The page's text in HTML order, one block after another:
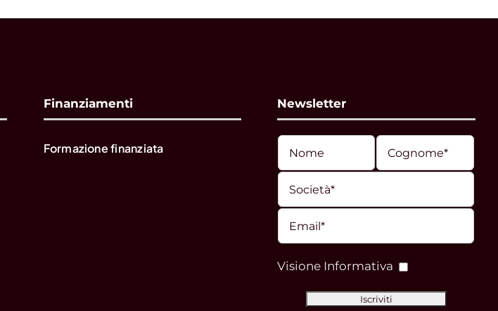
Finanziamenti
Formazione finanziata
Newsletter
Visione Informativa